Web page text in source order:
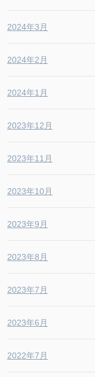
2024年3月
2024年2月
2024年1月
2023年12月
2023年11月
2023年10月
2023年9月
2023年8月
2023年7月
2023年6月
2022年7月